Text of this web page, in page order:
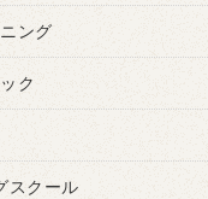
ング
ク
スクール